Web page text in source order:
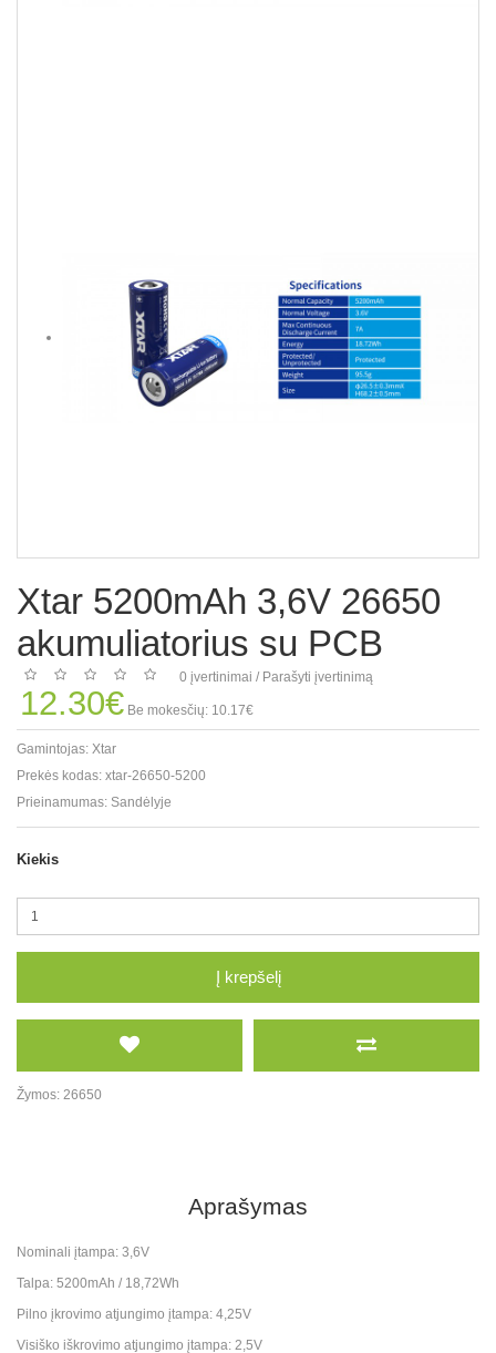
Xtar 5200mAh 3,6V 26650
akumuliatorius su PCB
0 įvertinimai / Parašyti įvertinimą
12.30€ Be mokesčių: 10.17€
Gamintojas: Xtar
Prekės kodas: xtar-26650-5200
Prieinamumas: Sandėlyje
Kiekis
Į krepšelį
Žymos: 26650
Aprašymas
Nominali įtampa: 3,6V
Talpa: 5200mAh / 18,72Wh
Pilno įkrovimo atjungimo įtampa: 4,25V
Visiško iškrovimo atjungimo įtampa: 2,5V